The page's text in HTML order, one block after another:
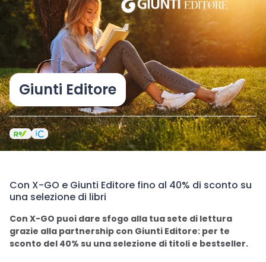
Giunti Editore
Con X-GO e Giunti Editore fino al 40% di sconto su
una selezione di libri
Con X-GO puoi dare sfogo alla tua sete di lettura
grazie alla partnership con Giunti Editore: per te
sconto del 40% su una selezione di titoli e bestseller.